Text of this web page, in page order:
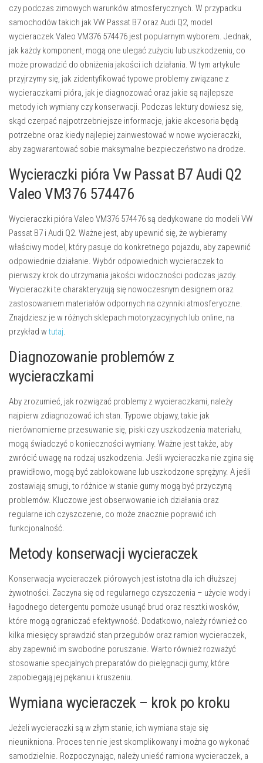
czy podczas zimowych warunków atmosferycznych. W przypadku
samochodów takich jak VW Passat B7 oraz Audi Q2, model
wycieraczek Valeo VM376 574476 jest popularnym wyborem. Jednak,
jak każdy komponent, mogą one ulegać zużyciu lub uszkodzeniu, co
może prowadzić do obniżenia jakości ich działania. W tym artykule
przyjrzymy się, jak zidentyfikować typowe problemy związane z
wycieraczkami pióra, jak je diagnozować oraz jakie są najlepsze
metody ich wymiany czy konserwacji. Podczas lektury dowiesz się,
skąd czerpać najpotrzebniejsze informacje, jakie akcesoria będą
potrzebne oraz kiedy najlepiej zainwestować w nowe wycieraczki,
aby zagwarantować sobie maksymalne bezpieczeństwo na drodze.
Wycieraczki pióra Vw Passat B7 Audi Q2
Valeo VM376 574476
Wycieraczki pióra Valeo VM376 574476 są dedykowane do modeli VW
Passat B7 i Audi Q2. Ważne jest, aby upewnić się, że wybieramy
właściwy model, który pasuje do konkretnego pojazdu, aby zapewnić
odpowiednie działanie. Wybór odpowiednich wycieraczek to
pierwszy krok do utrzymania jakości widoczności podczas jazdy.
Wycieraczki te charakteryzują się nowoczesnym designem oraz
zastosowaniem materiałów odpornych na czynniki atmosferyczne.
Znajdziesz je w różnych sklepach motoryzacyjnych lub online, na
przykład w tutaj.
Diagnozowanie problemów z
wycieraczkami
Aby zrozumieć, jak rozwiązać problemy z wycieraczkami, należy
najpierw zdiagnozować ich stan. Typowe objawy, takie jak
nierównomierne przesuwanie się, piski czy uszkodzenia materiału,
mogą świadczyć o konieczności wymiany. Ważne jest także, aby
zwrócić uwagę na rodzaj uszkodzenia. Jeśli wycieraczka nie zgina się
prawidłowo, mogą być zablokowane lub uszkodzone sprężyny. A jeśli
zostawiają smugi, to różnice w stanie gumy mogą być przyczyną
problemów. Kluczowe jest obserwowanie ich działania oraz
regularne ich czyszczenie, co może znacznie poprawić ich
funkcjonalność.
Metody konserwacji wycieraczek
Konserwacja wycieraczek piórowych jest istotna dla ich dłuższej
żywotności. Zaczyna się od regularnego czyszczenia – użycie wody i
łagodnego detergentu pomoże usunąć brud oraz resztki wosków,
które mogą ograniczać efektywność. Dodatkowo, należy również co
kilka miesięcy sprawdzić stan przegubów oraz ramion wycieraczek,
aby zapewnić im swobodne poruszanie. Warto również rozważyć
stosowanie specjalnych preparatów do pielęgnacji gumy, które
zapobiegają jej pękaniu i kruszeniu.
Wymiana wycieraczek – krok po kroku
Jeżeli wycieraczki są w złym stanie, ich wymiana staje się
nieunikniona. Proces ten nie jest skomplikowany i można go wykonać
samodzielnie. Rozpoczynając, należy unieść ramiona wycieraczek, a